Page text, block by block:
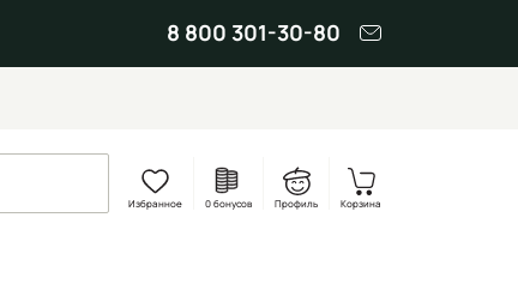
8 800 301-30-80
Избранное 0 бонусов Профиль Корзина